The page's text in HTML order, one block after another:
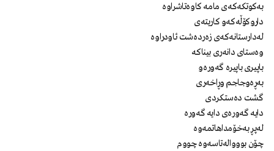
بەکوتکەکەی مامە کاوەتاشراوە
داروکۆڵەکەو کاریتەی
لەدارستانەکەی زەردەشت ئاودراوە
وەستای دانەری بیناکە
باپیری باپیرە گەورەو
بەڕەوجاجم وڕاخەری
گشت دەستکردی
دایە گەورەی دایە گەورە
لەپڕ بەخۆمداهاتمەوە
چۆن بوووالەتاسەوە چووم